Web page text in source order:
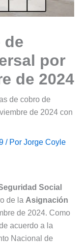
de
por
de 2024
de cobro de
de 2024 con
/ Por Jorge Coyle
Social
de la Asignación
de 2024. Como
acuerdo a la
Nacional de